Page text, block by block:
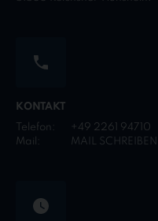
KONTAKT
Telefon:
+49 2261 94710
Mail:
MAIL SCHREIBEN